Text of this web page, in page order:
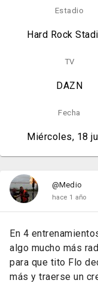
Estadio
Hard Rock
TV
DAZN
Fecha
Miércoles, 18
@Medio
hace 1 año
En 4
algo mucho más
para que tito Flo
más y traerse un